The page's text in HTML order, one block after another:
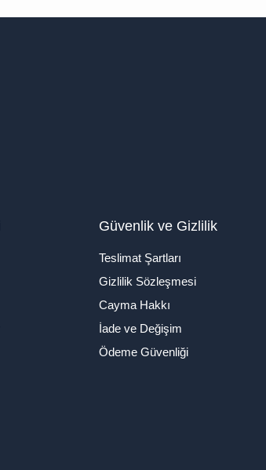
Güvenlik ve Gizlilik
Teslimat Şartları
Gizlilik Sözleşmesi
Cayma Hakkı
İade ve Değişim
Ödeme Güvenliği